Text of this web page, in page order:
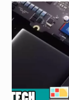
a
r
N
u